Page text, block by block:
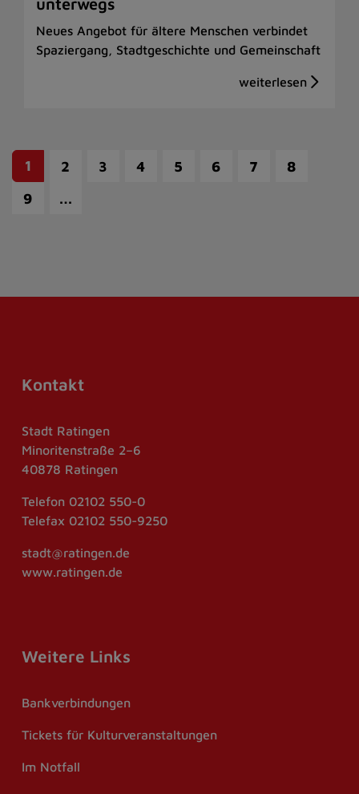
Neues Angebot für ältere Menschen verbindet
Spaziergang, Stadtgeschichte und Gemeinschaft
1 2 3 4 5 6 7
8
9
…
Kontakt
Stadt Ratingen
Minoritenstraße 2–6
40878 Ratingen
Telefon 02102 550-0
Telefax 02102 550-9250
stadt@ratingen.de
www.ratingen.de
Weitere Links
Bankverbindungen
Tickets für Kulturveranstaltungen
Im Notfall